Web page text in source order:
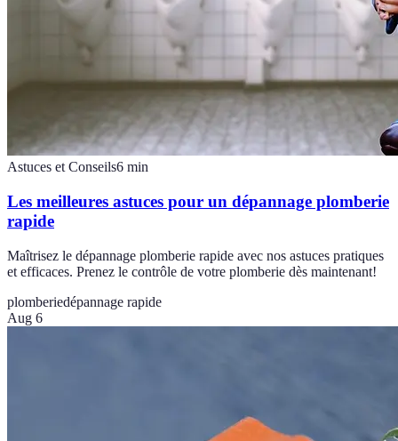
Astuces et Conseils6 min
Les meilleures astuces pour un dépannage plomberie
rapide
Maîtrisez le dépannage plomberie rapide avec nos astuces pratiques
et efficaces. Prenez le contrôle de votre plomberie dès maintenant!
plomberiedépannage rapide
Aug 6